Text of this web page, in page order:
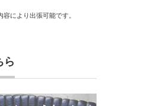
により出張可能です。
ら